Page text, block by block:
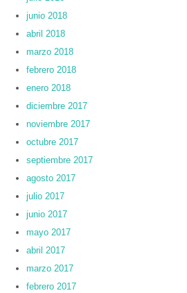
junio 2018
abril 2018
marzo 2018
febrero 2018
enero 2018
diciembre 2017
noviembre 2017
octubre 2017
septiembre 2017
agosto 2017
julio 2017
junio 2017
mayo 2017
abril 2017
marzo 2017
febrero 2017